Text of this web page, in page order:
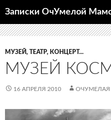
содержимому
Записки ОчУмелой
МУЗЕЙ, ТЕАТР, КОНЦЕРТ...
МУЗЕЙ
16 АПРЕЛЯ 2010